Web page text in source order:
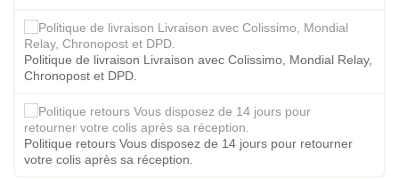
Politique de livraison Livraison avec Colissimo, Mondial Relay,
Chronopost et DPD.
Politique retours Vous disposez de 14 jours pour retourner
votre colis après sa réception.